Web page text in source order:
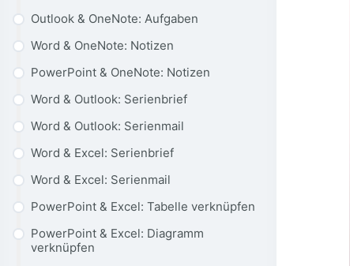
Outlook & OneNote: Aufgaben
Word & OneNote: Notizen
PowerPoint & OneNote: Notizen
Word & Outlook: Serienbrief
Word & Outlook: Serienmail
Word & Excel: Serienbrief
Word & Excel: Serienmail
PowerPoint & Excel: Tabelle verknüpfen
PowerPoint & Excel: Diagramm
verknüpfen